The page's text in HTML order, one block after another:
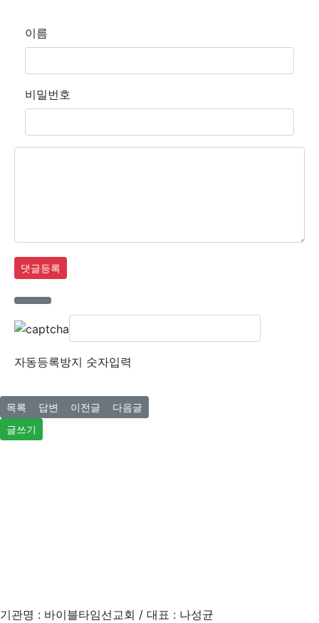
이름
비밀번호
댓글등록
자동등록방지 숫자입력
목록 답변 이전글
다음글
글쓰기
기관명 : 바이블타임선교회 / 대표 : 나성균